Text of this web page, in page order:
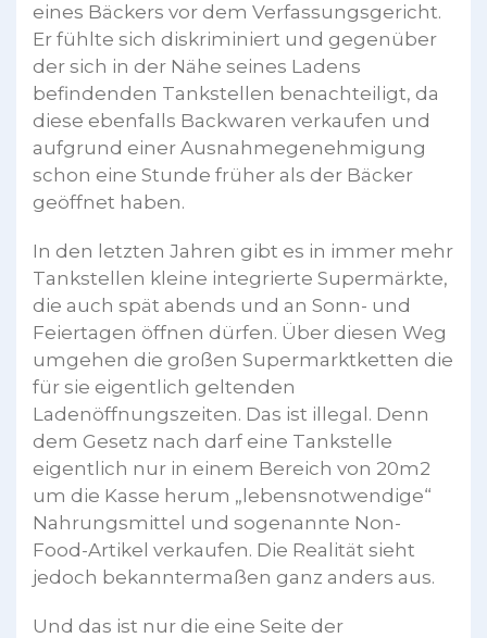
eines Bäckers vor dem Verfassungsgericht.
Er fühlte sich diskriminiert und gegenüber
der sich in der Nähe seines Ladens
befindenden Tankstellen benachteiligt, da
diese ebenfalls Backwaren verkaufen und
aufgrund einer Ausnahmegenehmigung
schon eine Stunde früher als der Bäcker
geöffnet haben.
In den letzten Jahren gibt es in immer mehr
Tankstellen kleine integrierte Supermärkte,
die auch spät abends und an Sonn- und
Feiertagen öffnen dürfen. Über diesen Weg
umgehen die großen Supermarktketten die
für sie eigentlich geltenden
Ladenöffnungszeiten. Das ist illegal. Denn
dem Gesetz nach darf eine Tankstelle
eigentlich nur in einem Bereich von 20m2
um die Kasse herum „lebensnotwendige“
Nahrungsmittel und sogenannte Non-
Food-Artikel verkaufen. Die Realität sieht
jedoch bekanntermaßen ganz anders aus.
Und das ist nur die eine Seite der